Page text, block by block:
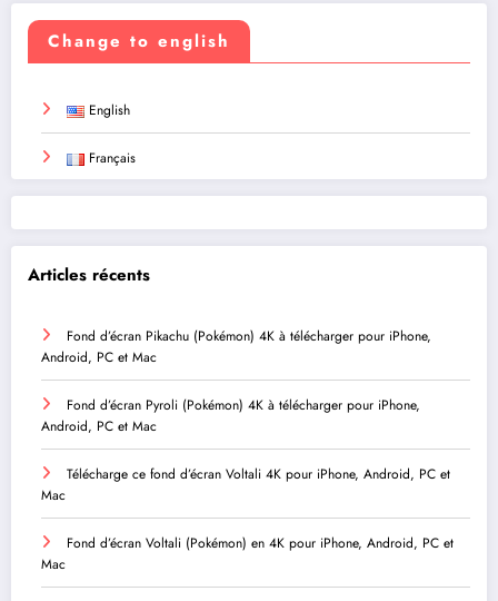
Change to english
English
Français
Articles récents
Fond d’écran Pikachu (Pokémon) 4K à télécharger pour iPhone,
Android, PC et Mac
Fond d’écran Pyroli (Pokémon) 4K à télécharger pour iPhone,
Android, PC et Mac
Télécharge ce fond d’écran Voltali 4K pour iPhone, Android, PC et
Mac
Fond d’écran Voltali (Pokémon) en 4K pour iPhone, Android, PC et
Mac